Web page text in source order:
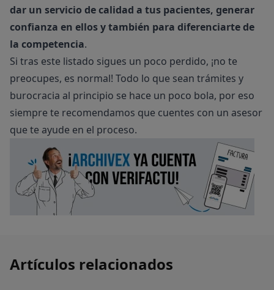
dar un servicio de calidad a tus pacientes, generar
confianza en ellos y también para diferenciarte de
la competencia.
Si tras este listado sigues un poco perdido, ¡no te
preocupes, es normal! Todo lo que sean trámites y
burocracia al principio se hace un poco bola, por eso
siempre te recomendamos que cuentes con un asesor
que te ayude en el proceso.
Artículos relacionados